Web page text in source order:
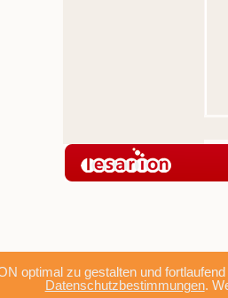
optimal zu gestalten und
Datenschutzbestimmungen.